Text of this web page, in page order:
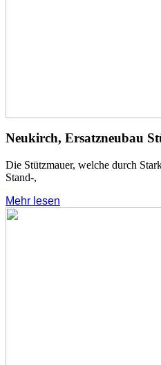
Neukirch, Ersatzneubau
Die Stützmauer, welche durch
Stand-,
Mehr lesen